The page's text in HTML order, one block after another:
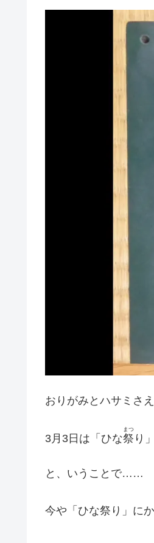
おりがみとハサミさ
3月3日は「ひな祭
まつ
り
と、いうことで……
今や「ひな祭り」に